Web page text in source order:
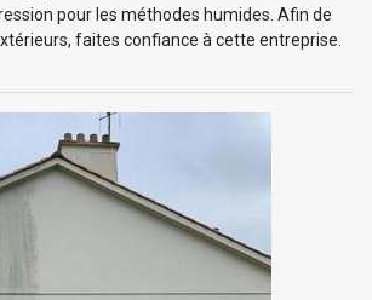
pour les méthodes humides. Afin de
faites confiance à cette entreprise.